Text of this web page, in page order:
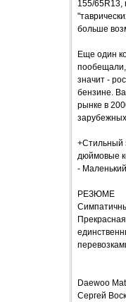
155/65R13,
больше
Еще один
пообещали,
значит -
бензине.
рынке в
+Стильный
дюймовые
-
РЕЗЮМЕ
Daewoo
Сергей